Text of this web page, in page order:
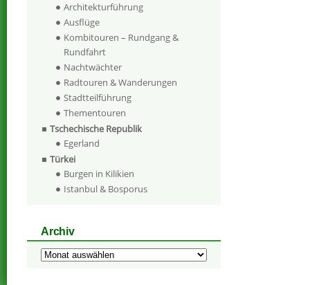
Architekturführung
Ausflüge
Kombitouren – Rundgang &
Rundfahrt
Nachtwächter
Radtouren & Wanderungen
Stadtteilführung
Thementouren
Tschechische Republik
Egerland
Türkei
Burgen in Kilikien
Istanbul & Bosporus
Archiv
Archiv